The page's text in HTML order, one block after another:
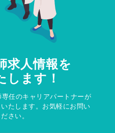
求人情報を
します！
任のキャリアパートナーが
たします。お気軽にお問い
さい。